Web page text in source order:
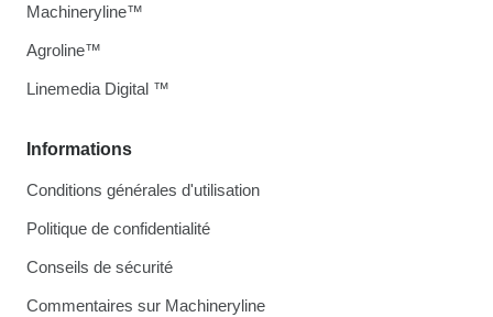
Informations
Conditions générales d'utilisation
Politique de confidentialité
Conseils de sécurité
Commentaires sur Machineryline
Machineryline™
Agroline™
Linemedia Digital ™